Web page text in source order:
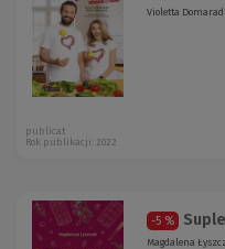
Violetta
publicat
Rok publikacji: 2022
-5 %
Magdalena